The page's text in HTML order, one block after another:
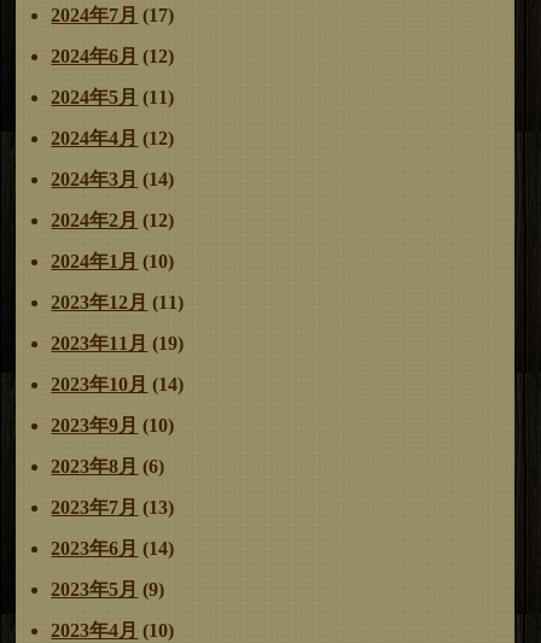
2024年7月 (17)
2024年6月 (12)
2024年5月 (11)
2024年4月 (12)
2024年3月 (14)
2024年2月 (12)
2024年1月 (10)
2023年12月 (11)
2023年11月 (19)
2023年10月 (14)
2023年9月 (10)
2023年8月 (6)
2023年7月 (13)
2023年6月 (14)
2023年5月 (9)
2023年4月 (10)